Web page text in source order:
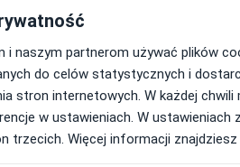
odbyłam w
Centrum
w ramach
leczeniu trądziku
w leczeniu
i naszym partnerom używać plików
do celów statystycznych i
stron internetowych. W każdej
w ustawieniach. W ustawieniach
trzecich. Więcej informacji znajdziesz